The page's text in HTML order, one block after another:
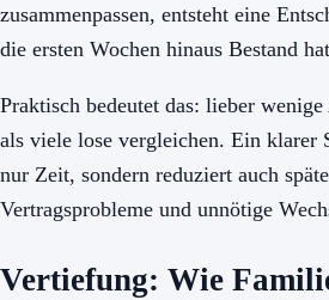
zusammenpassen, entsteht eine
die ersten Wochen hinaus Bestand
Praktisch bedeutet das: lieber
als viele lose vergleichen. Ein klarer
nur Zeit, sondern reduziert auch
Vertragsprobleme und unnötige
Vertiefung: Wie